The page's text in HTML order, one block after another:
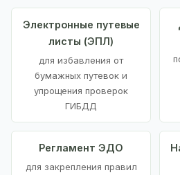
Электронные путевые
листы (ЭПЛ)
для избавления от
бумажных путевок и
упрощения проверок
ГИБДД
Регламент ЭДО
для закрепления правил